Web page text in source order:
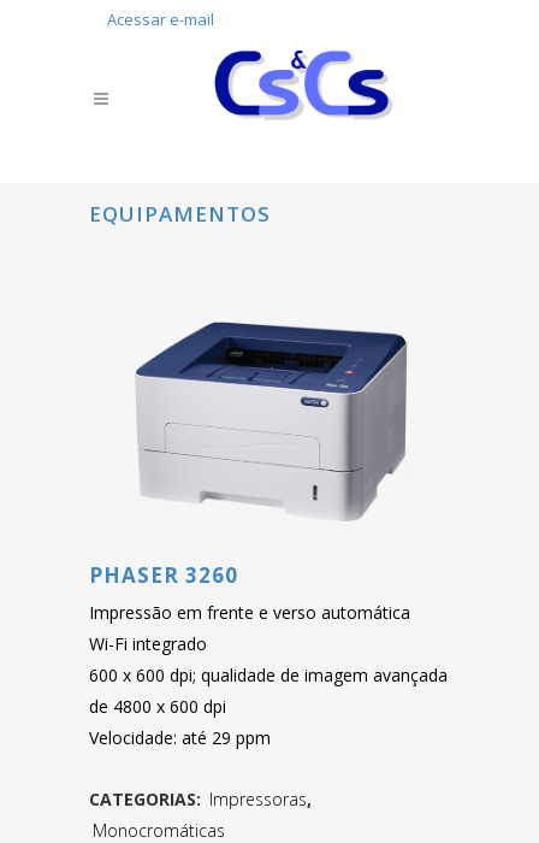
Acessar e-mail
EQUIPAMENTOS
PHASER 3260
Impressão em frente e verso automática
Wi-Fi integrado
600 x 600 dpi; qualidade de imagem avançada
de 4800 x 600 dpi
Velocidade: até 29 ppm
CATEGORIAS: Impressoras,
Monocromáticas